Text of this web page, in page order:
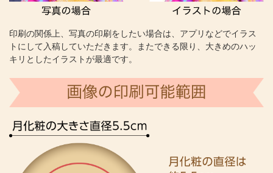
印刷の関係上、写真の印刷をしたい場合は、アプリなどでイラス
トにして入稿していただきます。またできる限り、大きめのハッ
キリとしたイラストが最適です。